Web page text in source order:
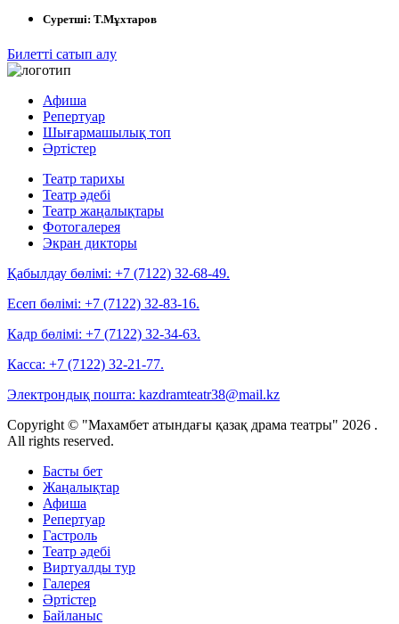
Суретші: Т.Мұхтаров
Билетті сатып алу
Афиша
Репертуар
Шығармашылық топ
Әртістер
Театр тарихы
Театр әдебі
Театр жаңалықтары
Фотогалерея
Экран дикторы
Қабылдау бөлімі: +7 (7122) 32-68-49.
Есеп бөлімі: +7 (7122) 32-83-16.
Кадр бөлімі: +7 (7122) 32-34-63.
Касса: +7 (7122) 32-21-77.
Электрондық пошта: kazdramteatr38@mail.kz
Copyright © "Махамбет атындағы қазақ драма театры" 2026 .
All rights reserved.
Басты бет
Жаңалықтар
Афиша
Репертуар
Гастроль
Театр әдебі
Виртуалды тур
Галерея
Әртістер
Байланыс